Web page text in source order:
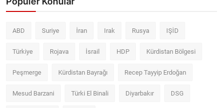
ABD Suriye İran Irak Rusya IŞİD
Türkiye Rojava İsrail HDP Kürdistan Bölgesi
Peşmerge Kürdistan Bayrağı Recep Tayyip Erdoğan
Mesud Barzani Türki El Binali Diyarbakır DSG